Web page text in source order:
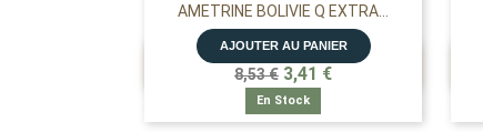
AMETRINE BOLIVIE Q EXTRA...
AJOUTER AU PANIER
8,53 € 3,41 €
En Stock
APERÇU RAPIDE